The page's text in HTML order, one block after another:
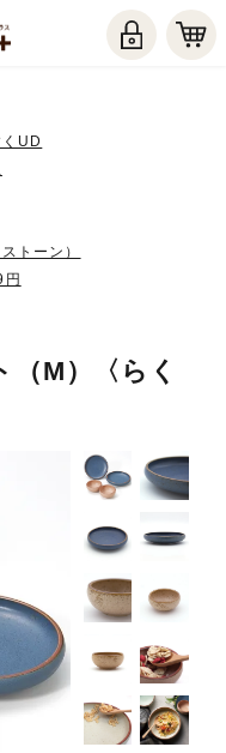
UD
トーン）
M）〈らく